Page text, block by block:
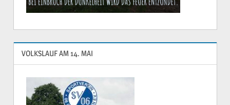
VOLKSLAUF AM 14. MAI